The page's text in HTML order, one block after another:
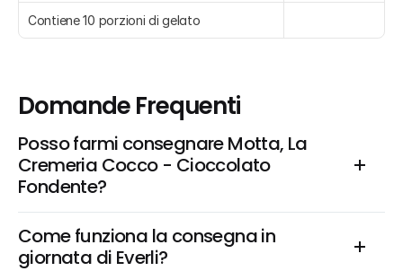
Contiene 10 porzioni di gelato
Domande Frequenti
Posso farmi consegnare Motta, La
Cremeria Cocco - Cioccolato
Fondente?
Come funziona la consegna in
giornata di Everli?